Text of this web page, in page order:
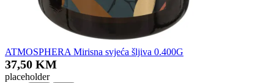
ATMOSPHERA Mirisna svjeća šljiva 0.400G
37,50 KM
placeholder